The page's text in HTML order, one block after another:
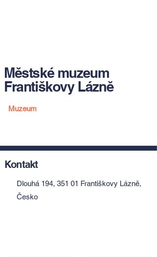
Městské muzeum
Františkovy Lázně
Muzeum
Kontakt
Dlouhá 194, 351 01 Františkovy Lázně,
Česko